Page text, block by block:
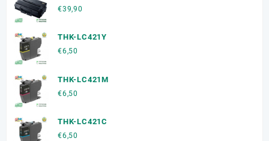
€39,90
THK-LC421Y
€6,50
THK-LC421M
€6,50
THK-LC421C
€6,50